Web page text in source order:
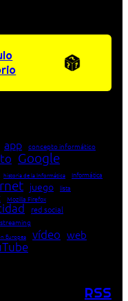
app concepto informático
Google
historia de la Informática Informática
juego lista
Mozilla Firefox
red social
streaming
Europea vídeo web
RSS